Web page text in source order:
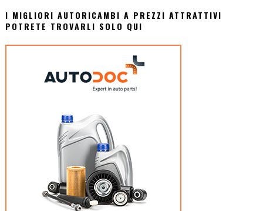
I MIGLIORI AUTORICAMBI A PREZZI ATTRATTIVI
POTRETE TROVARLI SOLO QUI